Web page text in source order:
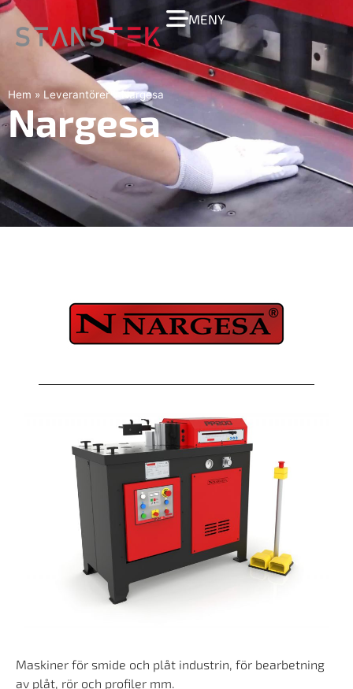
MENY
Hem » Leverantörer» Nargesa
Nargesa
Maskiner för smide och plåt industrin, för bearbetning
av plåt, rör och profiler mm.